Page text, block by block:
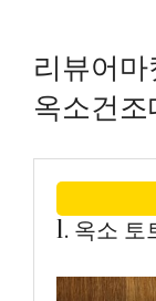
리뷰어
옥소건
1. 옥소